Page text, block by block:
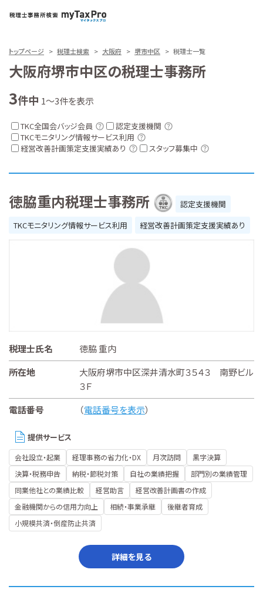
トップページ 税理士検索 大阪府 堺市中区 税理士一覧
大阪府堺市中区の税理士事務所
3件中 1～3件を表示
TKC全国会バッジ会員
認定支援機関
TKCモニタリング情報サービス利用
経営改善計画策定支援実績あり
スタッフ募集中
徳脇重内税理士事務所
認定支援機関
TKCモニタリング情報サービス利用
経営改善計画策定支援実績あり
税理士氏名
徳脇 重内
所在地
大阪府堺市中区深井清水町３５４３ 南野ビル
３Ｆ
電話番号
（電話番号を表示）
提供サービス
会社設立・起業 経理事務の省力化・DX 月次訪問
黒字決算
決算・税務申告
納税・節税対策 自社の業績把握
部門別の業績管理
同業他社との業績比較
経営助言
経営改善計画書の作成
金融機関からの信用力向上
相続・事業承継
後継者育成
小規模共済・倒産防止共済
詳細を見る